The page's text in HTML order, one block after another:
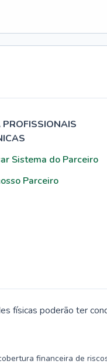
PROFISSIONAIS
Sistema do Parceiro
Parceiro
físicas poderão ter
financeira de